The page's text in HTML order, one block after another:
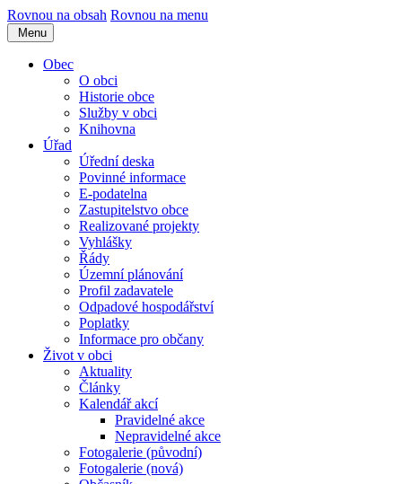
Rovnou na obsah Rovnou na menu
Menu
Obec
O obci
Historie obce
Služby v obci
Knihovna
Úřad
Úřední deska
Povinné informace
E-podatelna
Zastupitelstvo obce
Realizované projekty
Vyhlášky
Řády
Územní plánování
Profil zadavatele
Odpadové hospodářství
Poplatky
Informace pro občany
Život v obci
Aktuality
Články
Kalendář akcí
Pravidelné akce
Nepravidelné akce
Fotogalerie (původní)
Fotogalerie (nová)